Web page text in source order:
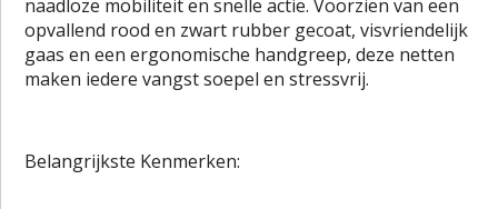
naadloze mobiliteit en snelle actie. Voorzien van een
opvallend rood en zwart rubber gecoat, visvriendelijk
gaas en een ergonomische handgreep, deze netten
maken iedere vangst soepel en stressvrij.
Belangrijkste Kenmerken: